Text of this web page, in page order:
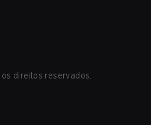
direitos reservados.